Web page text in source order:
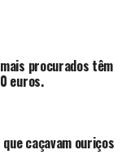
procurados têm
euros.
que caçavam ouriços